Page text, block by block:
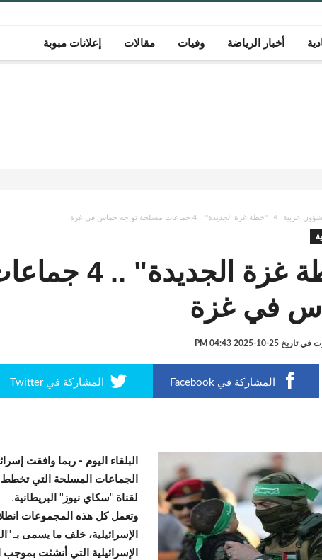
أخبار الرياضة وفيات مقالات إعلانات مبوبة
شؤون عربية "خطة غزة الجديدة" .. 4 جماعات مسلحة تواجه حماس في غزة
"خطة غزة
في غزة
في تاريخ 25-10-2025 04:43 PM
المشاركة في Facebook المشاركة في Twitter
البلقاء اليوم - ربما وافقت
الجماعات المسلحة التي
لقناة "سكاي نيوز" البريطانية.
وتعمل كل هذه المجموعات
الإسرائيلية، خلف ما يسمى بـ
الإسرائيلية التي أنشئت